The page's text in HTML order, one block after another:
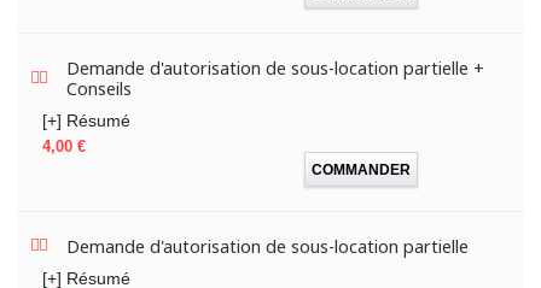
Demande d'autorisation de sous-location partielle +
Conseils
[+] Résumé
Prix
4,00 €
COMMANDER
Demande d'autorisation de sous-location partielle
[+] Résumé